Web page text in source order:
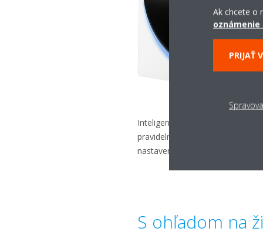
Inteligentný centrálny riadiaci
pravidelných návštev na
nastavení a zobrazovanie kódov
S ohľadom na
Ak chcete o
oznámenie
PRIJAŤ